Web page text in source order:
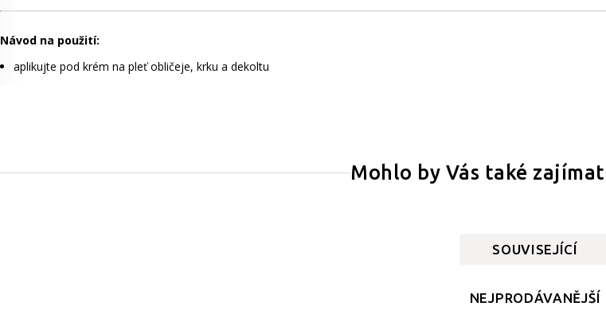
Návod na použití:
aplikujte pod krém na pleť obličeje, krku a dekoltu
Mohlo by Vás také zajímat
SOUVISEJÍCÍ
NEJPRODÁVANĚJŠÍ